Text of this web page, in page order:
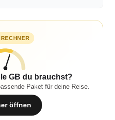
GB du brauchst?
Paket für deine Reise.
öffnen